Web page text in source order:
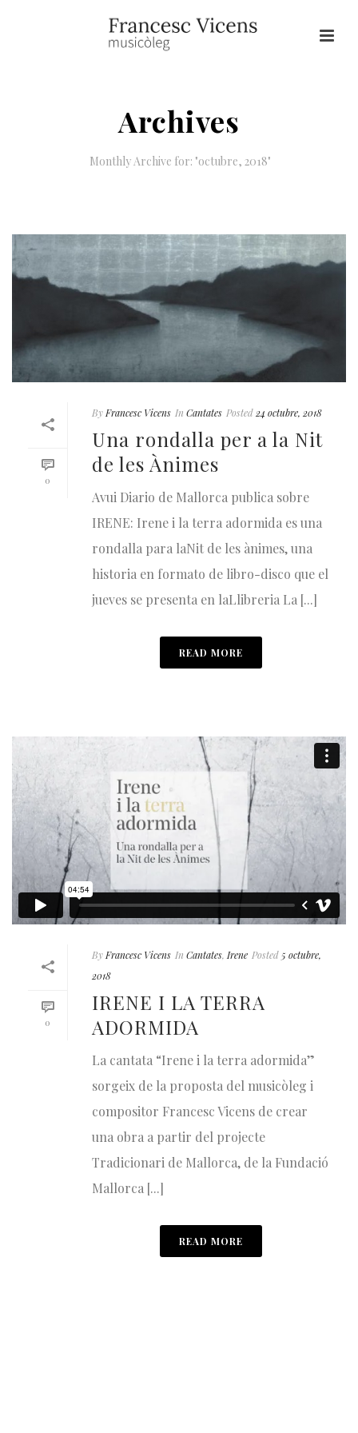
Archives
Monthly Archive for: "octubre, 2018"
0
By Francesc Vicens In Cantates Posted 24 octubre, 2018
Una rondalla per a la Nit
de les Ànimes
Avui Diario de Mallorca publica sobre
IRENE: Irene i la terra adormida es una
rondalla para laNit de les ànimes, una
historia en formato de libro-disco que el
jueves se presenta en laLlibreria La [...]
READ MORE
0
By Francesc Vicens In Cantates, Irene Posted5 octubre,
2018
IRENE I LA TERRA
ADORMIDA
La cantata “Irene i la terra adormida”
sorgeix de la proposta del musicòleg i
compositor Francesc Vicens de crear
una obra a partir del projecte
Tradicionari de Mallorca, de la Fundació
Mallorca [...]
READ MORE